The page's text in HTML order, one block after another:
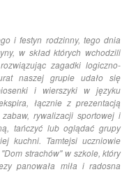
i festyn rodzinny, tego dnia
w skład których wchodzili
zagadki logiczno-
naszej grupie udało się
i wierszyki w języku
łącznie z prezentacją
rywalizacji sportowej i
tańczyć lub oglądać grupy
kuchni. Tamtejsi uczniowie
strachów'' w szkole, który
panowała miła i radosna